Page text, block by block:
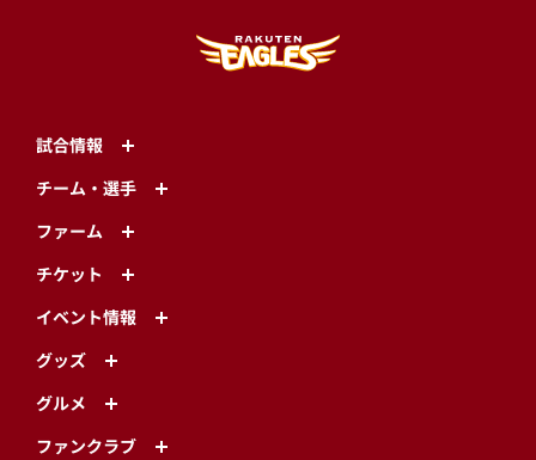
試合情報
チーム・選手
ファーム
チケット
イベント情報
グッズ
グルメ
ファンクラブ